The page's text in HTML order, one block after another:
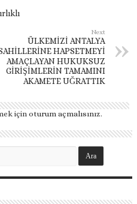
Next
ÜLKEMİZİ ANTALYA
HAPSETMEYİ
AMAÇLAYAN HUKUKSUZ
GİRİŞİMLERİN TAMAMINI
AKAMETE UĞRATTIK
içinoturum açmalısınız.